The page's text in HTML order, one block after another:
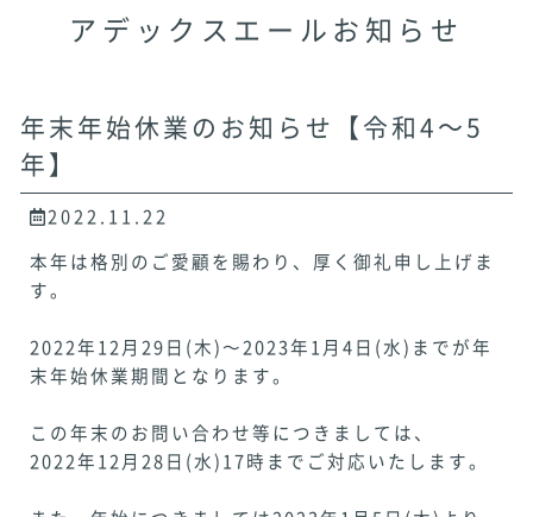
アデックスエールお知らせ
年末年始休業のお知らせ【令和4～5
年】
2022.11.22
本年は格別のご愛顧を賜わり、厚く御礼申し上げま
す。
2022年12月29日(木)～2023年1月4日(水)までが年
末年始休業期間となります。
この年末のお問い合わせ等につきましては、
2022年12月28日(水)17時までご対応いたします。